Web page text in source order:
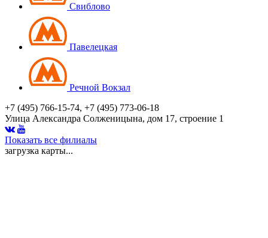
Свиблово
Павелецкая
Речной Вокзал
+7 (495) 766-15-74, +7 (495) 773-06-18
Улица Александра Солженицына, дом 17, строение 1
Показать все филиалы
загрузка карты...